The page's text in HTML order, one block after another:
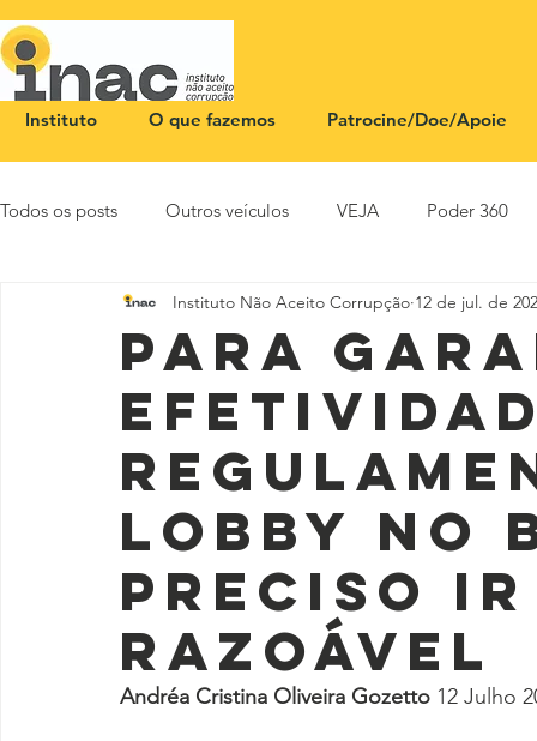
Instituto O que fazemos Patrocine/Doe/Apoie
Todos os posts Outros veículos VEJA Poder 360
NOTA PÚBLICA CEID SBT News Rádio
Para
lobby no
preciso ir
razoável
Instituto Não Aceito Corrupção 12 de jul. de
Andréa Cristina Oliveira Gozetto 12 Julho